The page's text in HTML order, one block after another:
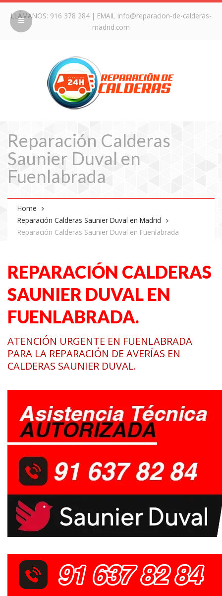
LLÁMANOS: 916 378 284| EMAIL info@reparacion-de-calderas-
madrid.com
Reparación Calderas
Saunier Duval en
Fuenlabrada
Home
Reparación Calderas Saunier Duval en Madrid
Reparación Calderas Saunier Duval en Fuenlabrada
REPARACIÓN CALDERAS
SAUNIER DUVAL EN
FUENLABRADA.
ATENCIÓN URGENTE EN FUENLABRADA
PARA LA REPARACIÓN DE AVERÍAS EN
CALDERAS SAUNIER DUVAL.